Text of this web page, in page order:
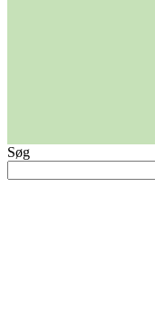
Søg